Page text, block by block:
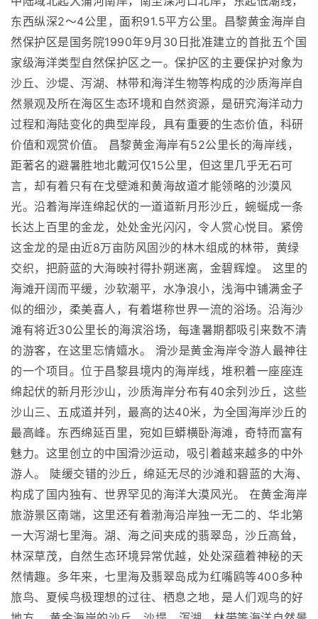
东西纵深2～4公里，面积91.5平方公里。昌黎黄金海岸自
然保护区是国务院1990年9月30日批准建立的首批五个国
家级海洋类型自然保护区之一。保护区的主要保护对象为
沙丘、沙堤、泻湖、林带和海洋生物等构成的沙质海岸自
然景观及所在海区生态环境和自然资源，是研究海洋动力
过程和海陆变化的典型岸段，具有重要的生态价值，科研
价值和观赏价值。 昌黎黄金海岸有52公里长的海岸线，
距著名的避暑胜地北戴河仅15公里，但这里几乎无石可
言，却有着只有在戈壁滩和黄海故道才能领略的沙漠风
光。沿着海岸连绵起伏的一道道新月形沙丘，蜿蜒成一条
长达上百里的金龙，处处金光闪闪，令人赏心悦目。紧傍
这金龙的是由近8万亩防风固沙的林木组成的林带，黄绿
交织，把蔚蓝的大海映衬得扑朔迷离，金碧辉煌。 这里的
海滩开阔而平缓，沙软潮平，水净浪小，浅海中铺满金子
似的细沙，柔美喜人，有着堪称世界一流的浴场。沿海沙
滩有将近30公里长的海滨浴场，每逢暑期都吸引来数不清
的游客，在这里忘情嬉水。 滑沙是黄金海岸令游人最神往
的一个项目。位于昌黎县境内的海岸线，堆积着一座座连
绵起伏的新月形沙山，沙质海岸分布有40余列沙丘，这些
沙山三、五成道并列，最高的达40米，为全国海岸沙丘的
最高峰。东西绵延百里，宛如巨蟒横卧海滩，奇特而富有
魅力。这里创立的中国滑沙运动，吸引着越来越多的中外
游人。 陡缓交错的沙丘，绵延无尽的沙滩和碧蓝的大海、
构成了国内独有、世界罕见的海洋大漠风光。 在黄金海岸
旅游景区南端，这里还有着渤海沿岸独一无二的、华北第
一大泻湖七里海。湖、海之间夹成的翡翠岛，沙丘高耸，
林深草茂，自然生态环境异常优越，处处深蕴着神秘的天
然情趣。多年来，七里海及翡翠岛成为红嘴鸥等400多种
旅鸟、夏候鸟极理想的过往、栖息之地，是人们观鸟的好